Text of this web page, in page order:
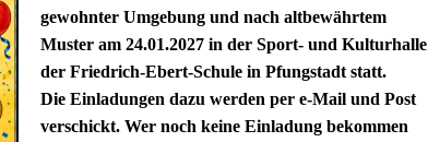
gewohnter Umgebung und nach altbewährtem
Muster am 24.01.2027 in der Sport- und Kulturhalle
der Friedrich-Ebert-Schule in Pfungstadt statt.
Die Einladungen dazu werden per e-Mail und Post
verschickt. Wer noch keine Einladung bekommen